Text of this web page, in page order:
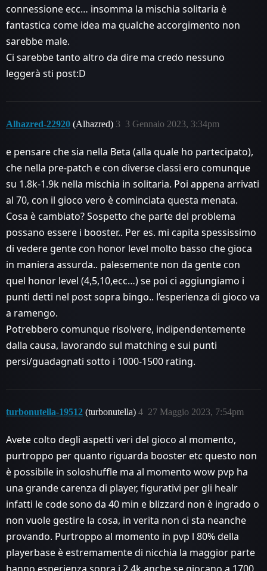
connessione ecc… insomma la mischia solitaria è
fantastica come idea ma qualche accorgimento non
sarebbe male.
Ci sarebbe tanto altro da dire ma credo nessuno
leggerà sti post:D
Alhazred-22920 (Alhazred) 3 Gennaio 2023, 3:34pm
3
e pensare che sia nella Beta (alla quale ho partecipato),
che nella pre-patch e con diverse classi ero comunque
su 1.8k-1.9k nella mischia in solitaria. Poi appena arrivati
al 70, con il gioco vero è cominciata questa menata.
Cosa è cambiato? Sospetto che parte del problema
possano essere i booster.. Per es. mi capita spessissimo
di vedere gente con honor level molto basso che gioca
in maniera assurda.. palesemente non da gente con
quel honor level (4,5,10,ecc…) se poi ci aggiungiamo i
punti detti nel post sopra bingo.. l’esperienza di gioco va
a ramengo.
Potrebbero comunque risolvere, indipendentemente
dalla causa, lavorando sul matching e sui punti
persi/guadagnati sotto i 1000-1500 rating.
turbonutella-19512 (turbonutella) 27 Maggio 2023, 7:54pm
4
Avete colto degli aspetti veri del gioco al momento,
purtroppo per quanto riguarda booster etc questo non
è possibile in soloshuffle ma al momento wow pvp ha
una grande carenza di player, figurativi per gli healr
infatti le code sono da 40 min e blizzard non è ingrado o
non vuole gestire la cosa, in verita non ci sta neanche
provando. Purtroppo al momento in pvp l 80% della
playerbase è estremamente di nicchia la maggior parte